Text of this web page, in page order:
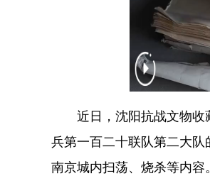
近日，沈阳抗战文物收
兵第一百二十联队第二大
南京城内扫荡、烧杀等内容。